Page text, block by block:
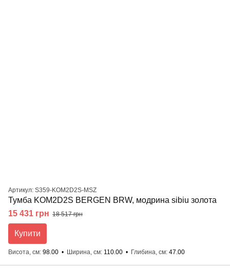
Артикул: S359-KOM2D2S-MSZ
Тумба KOM2D2S BERGEN BRW, модрина sibiu золота
15 431 грн 18 517 грн
Купити
Висота, см 98.00 Ширина, см 110.00 Глибина, см 47.00